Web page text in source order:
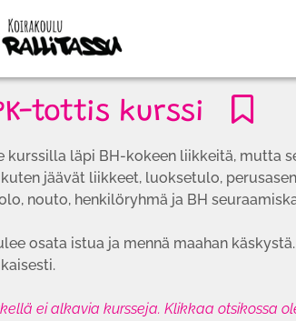
tottis kurssi
kurssilla läpi BH-kokeen liikkeitä, mutta
jäävät liikkeet, luoksetulo,
nouto, henkilöryhmä ja BH
osata istua ja mennä maahan
ei alkavia kursseja. Klikkaa otsikossa